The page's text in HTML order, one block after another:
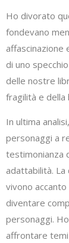
Ho divorato
fondevano
affascinazione
di uno
delle nostre
fragilità e della
In ultima
personaggi a
testimonianza
adattabilità. La
vivono
diventare
personaggi.
affrontare